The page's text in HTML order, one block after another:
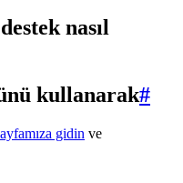
nasıl
kullanarak#
gidin ve